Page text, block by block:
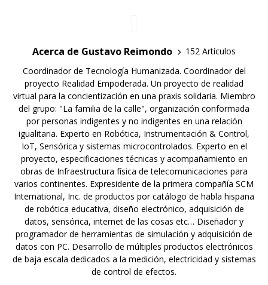
Acerca de Gustavo Reimondo
152 Artículos
Coordinador de Tecnología Humanizada. Coordinador del
proyecto Realidad Empoderada. Un proyecto de realidad
virtual para la concientización en una praxis solidaria. Miembro
del grupo: "La familia de la calle", organización conformada
por personas indigentes y no indigentes en una relación
igualitaria. Experto en Robótica, Instrumentación & Control,
IoT, Sensórica y sistemas microcontrolados. Experto en el
proyecto, especificaciones técnicas y acompañamiento en
obras de Infraestructura física de telecomunicaciones para
varios continentes. Expresidente de la primera compañía SCM
International, Inc. de productos por catálogo de habla hispana
de robótica educativa, diseño electrónico, adquisición de
datos, sensórica, internet de las cosas etc… Diseñador y
programador de herramientas de simulación y adquisición de
datos con PC. Desarrollo de múltiples productos electrónicos
de baja escala dedicados a la medición, electricidad y sistemas
de control de efectos.